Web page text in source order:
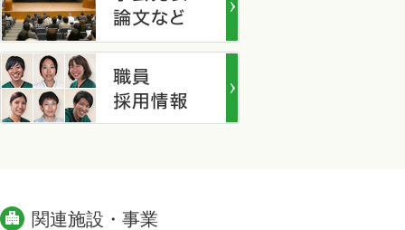
関連施設・事業